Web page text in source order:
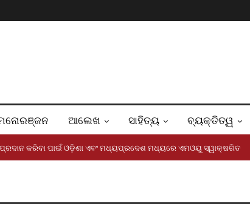
ଆଲେଖ ସାହିତ୍ୟ ବ୍ୟକ୍ତିତ୍ୱ
କରିବା ପାଇଁ ଓଡ଼ିଶା ଏବଂ ମଧ୍ୟପ୍ରଦେଶ ମଧ୍ୟରେ ଏମଓୟୁ ସ୍ୱାକ୍ଷରିତ